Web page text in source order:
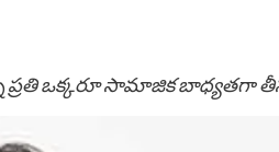
ఒక్కరూ సామాజిక బాధ్యతగా